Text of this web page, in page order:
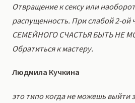
Отвращение к сексу или
распущенность. При слабой 2-ой
СЕМЕЙНОГО СЧАСТЬЯ БЫТЬ НЕ
Обратиться к мастеру.
Людмила Кучкина
это типо когда не можешь выйти